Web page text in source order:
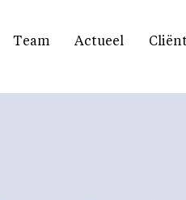
Team Actueel